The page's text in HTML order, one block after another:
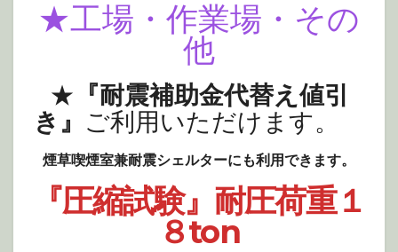
★工場・作業場・その
他
★ 『耐震補助金代替え値引
き』 ご利用いただけます。
煙草喫煙室兼耐震シェルターにも利用できます。
『圧縮試験』耐圧荷重１
８ton